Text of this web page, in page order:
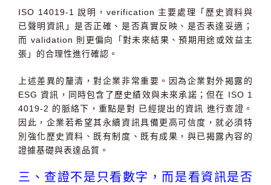
ISO 14019-1說明， verification 主要處理「 歷史資料與
已聲明資訊 」是否正確、是否真實反映、是否表達妥適；
而 validation 則更偏向「對未來結果、預期用途或效益主
張 」的合理性進行確認。
上述差異的釐清，對企業非常重要。因為企業對外揭露的
ESG資訊，同時包含了歷史績效與未來承諾；但在 ISO 1
4019-2 的脈絡下，重點是對 已經提出的資訊 進行查證。
因此，企業若希望其永續資訊具備更高可信度，就必須特
別強化歷史資料、既有制度、既有成果，與已揭露內容的
證據基礎與表達品質。
三、查證不是只看數字，而是看資訊是否